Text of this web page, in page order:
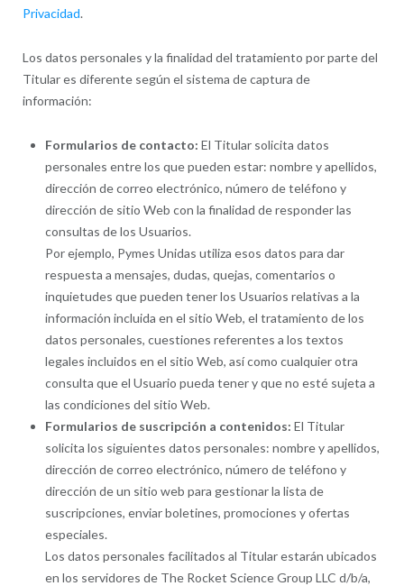
Privacidad.
Los datos personales y la finalidad del tratamiento por parte del
Titular es diferente según el sistema de captura de
información:
Formularios de contacto: El Titular solicita datos
personales entre los que pueden estar: nombre y apellidos,
dirección de correo electrónico, número de teléfono y
dirección de sitio Web con la finalidad de responder las
consultas de los Usuarios.
Por ejemplo, Pymes Unidas utiliza esos datos para dar
respuesta a mensajes, dudas, quejas, comentarios o
inquietudes que pueden tener los Usuarios relativas a la
información incluida en el sitio Web, el tratamiento de los
datos personales, cuestiones referentes a los textos
legales incluidos en el sitio Web, así como cualquier otra
consulta que el Usuario pueda tener y que no esté sujeta a
las condiciones del sitio Web.
Formularios de suscripción a contenidos: El Titular
solicita los siguientes datos personales: nombre y apellidos,
dirección de correo electrónico, número de teléfono y
dirección de un sitio web para gestionar la lista de
suscripciones, enviar boletines, promociones y ofertas
especiales.
Los datos personales facilitados al Titular estarán ubicados
en los servidores de The Rocket Science Group LLC d/b/a,